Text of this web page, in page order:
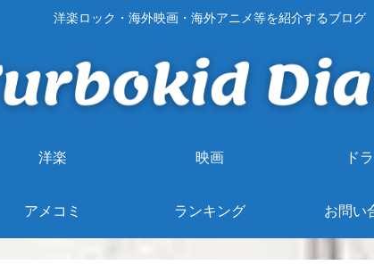
洋楽ロック・海外映画・海外アニメ等を紹介するブログ
洋楽 映画 ド
アメコミ ランキング お問い